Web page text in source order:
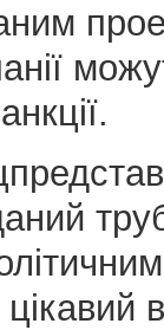
цікавий